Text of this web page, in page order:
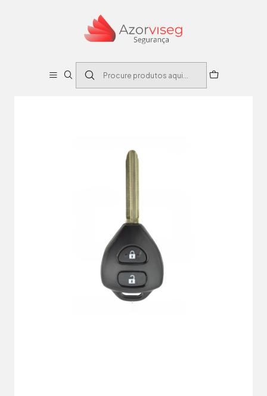
Caixas Comandos Automóvel
CAIXA SUBSTITUIÇÃO AUTO 2 BOTÕES